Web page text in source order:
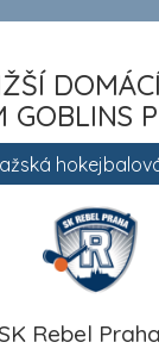
GOBLINS
Rebel